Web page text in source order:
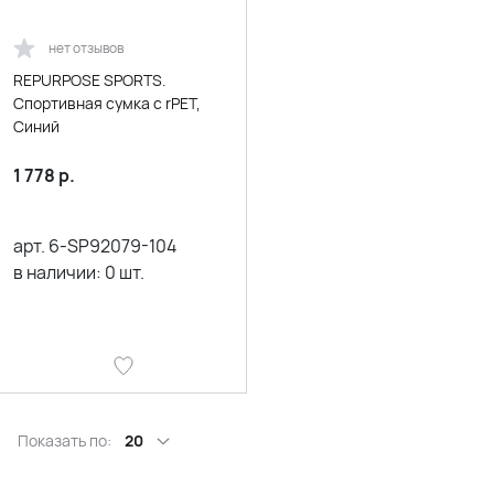
нет отзывов
REPURPOSE SPORTS.
Спортивная сумка с rPET,
Синий
1 778 р.
арт. 6-SP92079-104
в наличии: 0 шт.
Показать по: 20